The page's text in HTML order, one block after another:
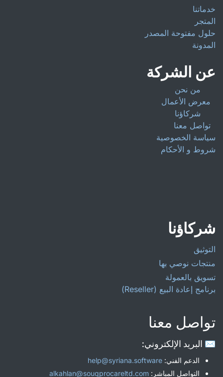
خدماتنا
المتجر
حلول مفتوحة المصدر
المدونة
عن الشركة
من نحن
معرض الأعمال
شركاؤنا
تواصل معنا
سياسة الخصوصية
شروط و الأحكام
شركاؤنا
التوثيق
منتجات نوصي بها
تسويق بالعمولة
برنامج إعادة البيع (Reseller)
تواصل معنا
✉️ البريد الإلكتروني:
الدعم الفني: help@syriana.software
التواصل المباشر: alkahlan@souqprocareltd.com